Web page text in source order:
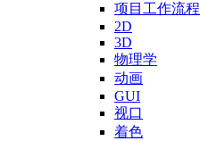
项目工作流程
2D
3D
物理学
动画
GUI
视口
着色